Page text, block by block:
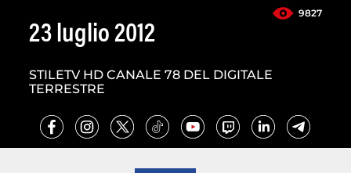
9827
23 luglio 2012
STILETV HD CANALE 78 DEL DIGITALE
TERRESTRE